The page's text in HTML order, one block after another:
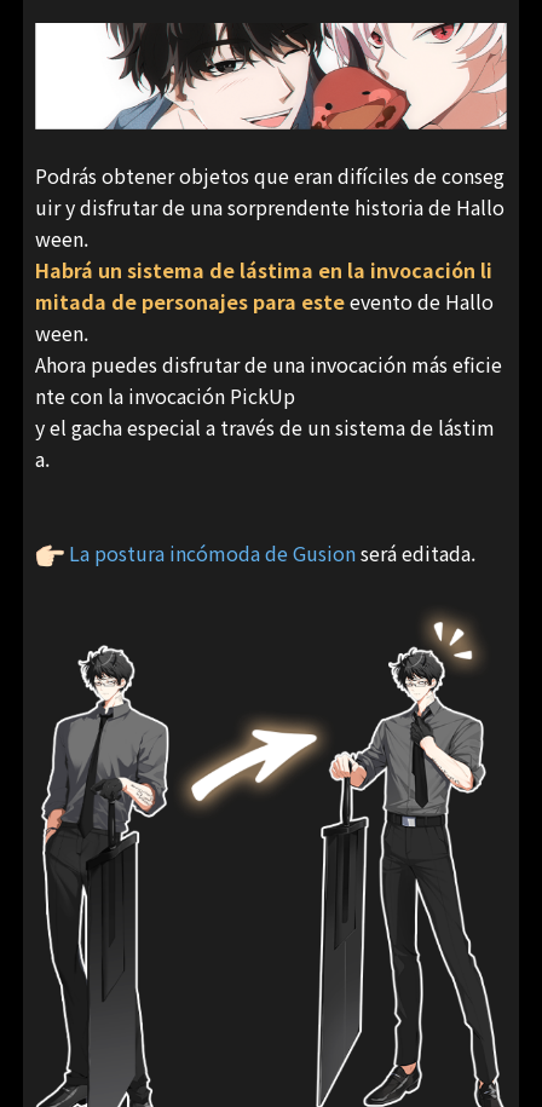
Podrás obtener objetos que eran difíciles de conseg
uir y disfrutar de una sorprendente historia de Hallo
ween.
Habrá un sistema de lástima en la invocación li
mitada de personajes para esteevento de Hallo
ween.
Ahora puedes disfrutar de una invocación más eficie
nte con la invocación PickUp
y el gacha especial a través de un sistema de lástim
a.
La postura incómoda de Gusionserá editada.